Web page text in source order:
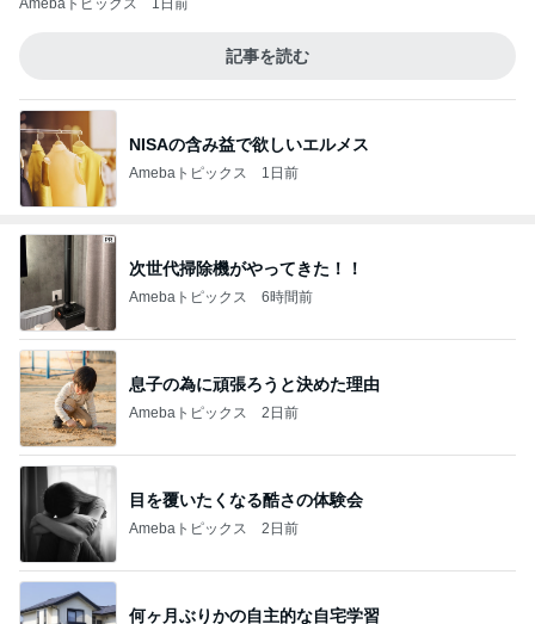
Amebaトピックス 1日前
記事を読む
NISAの含み益で欲しいエルメス
Amebaトピックス 1日前
次世代掃除機がやってきた！！
Amebaトピックス 6時間前
息子の為に頑張ろうと決めた理由
Amebaトピックス 2日前
目を覆いたくなる酷さの体験会
Amebaトピックス 2日前
何ヶ月ぶりかの自主的な自宅学習